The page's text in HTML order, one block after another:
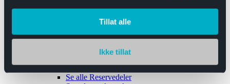
Tillat alle
Ikke tillat
Båthengere
Reservedeler
Se alle Reservedeler